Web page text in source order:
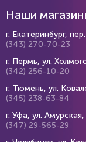
Наши
г. Екатеринбург,
(343) 270-70-23
г. Пермь, ул.
(342) 256-10-20
г. Тюмень, ул.
(345) 238-63-84
г. Уфа, ул.
(347) 29-565-29